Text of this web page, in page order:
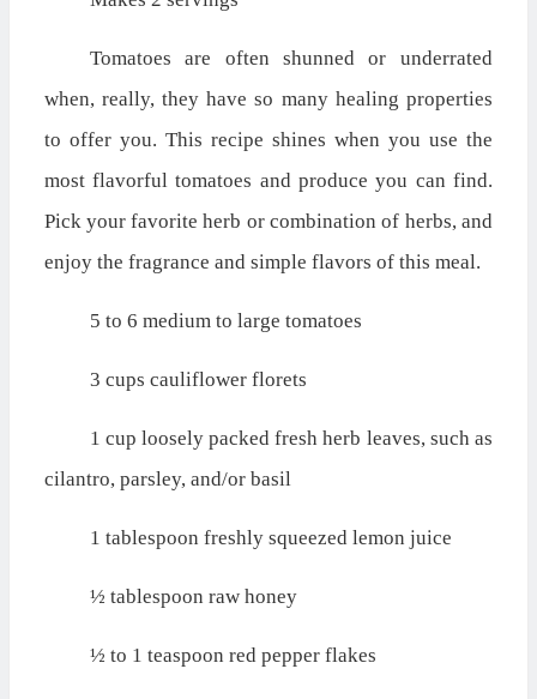
Tomatoes are often shunned or underrated
when, really, they have so many healing properties
to offer you. This recipe shines when you use the
most flavorful tomatoes and produce you can find.
Pick your favorite herb or combination of herbs, and
enjoy the fragrance and simple flavors of this meal.
5 to 6 medium to large tomatoes
3 cups cauliflower florets
1 cup loosely packed fresh herb leaves, such as
cilantro, parsley, and/or basil
1 tablespoon freshly squeezed lemon juice
½ tablespoon raw honey
½ to 1 teaspoon red pepper flakes